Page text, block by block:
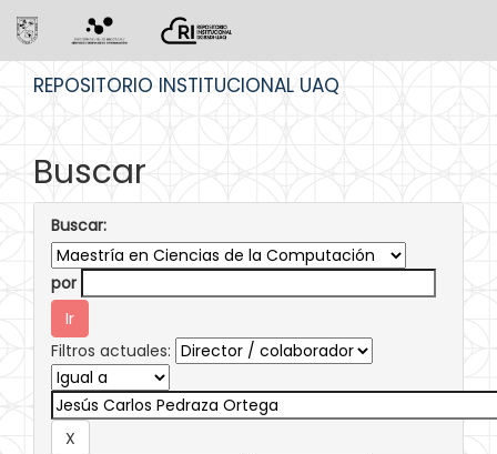
REPOSITORIO INSTITUCIONAL UAQ
Buscar
Buscar:
por
Filtros actuales: